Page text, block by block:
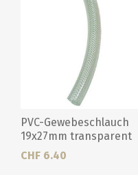
PVC-Gewebeschlauch
19x27mm transparent
CHF 6.40